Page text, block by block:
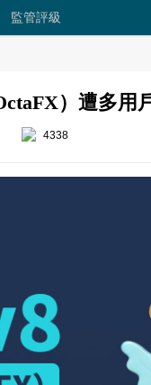
監管評級
）遭多用
4338